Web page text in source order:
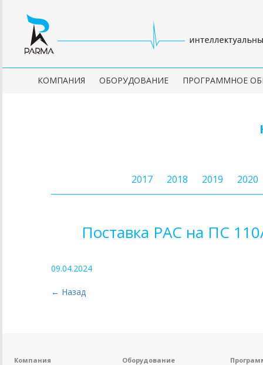
КОМПАНИЯ ОБОРУДОВАНИЕ ПРОГРАММНОЕ
2017 2018 2019 2020
Поставка РАС на ПС
09.04.2024
← Назад
Компания
Оборудование